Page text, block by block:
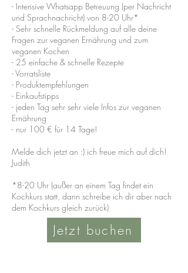
- Intensive Whatsapp Betreuung (per Nachricht
und Sprachnachricht) von 8-20 Uhr*
- Sehr schnelle Rückmeldung auf alle deine
Fragen zur veganen Ernährung und zum
veganen Kochen
- 25 einfache & schnelle Rezepte
- Vorratsliste
- Produktempfehlungen
- Einkaufstipps
- jeden Tag sehr sehr viele Infos zur veganen
Ernährung
- nur 100 € für 14 Tage!
Melde dich jetzt an :) ich freue mich auf dich!
Judith
*8-20 Uhr (außer an einem Tag findet ein
Kochkurs statt, dann schreibe ich dir aber nach
dem Kochkurs gleich zurück)
Jetzt buchen